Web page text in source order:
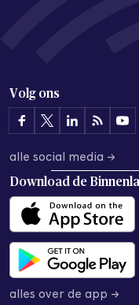
Volg ons
alle social media →
Download de
alles over de app →